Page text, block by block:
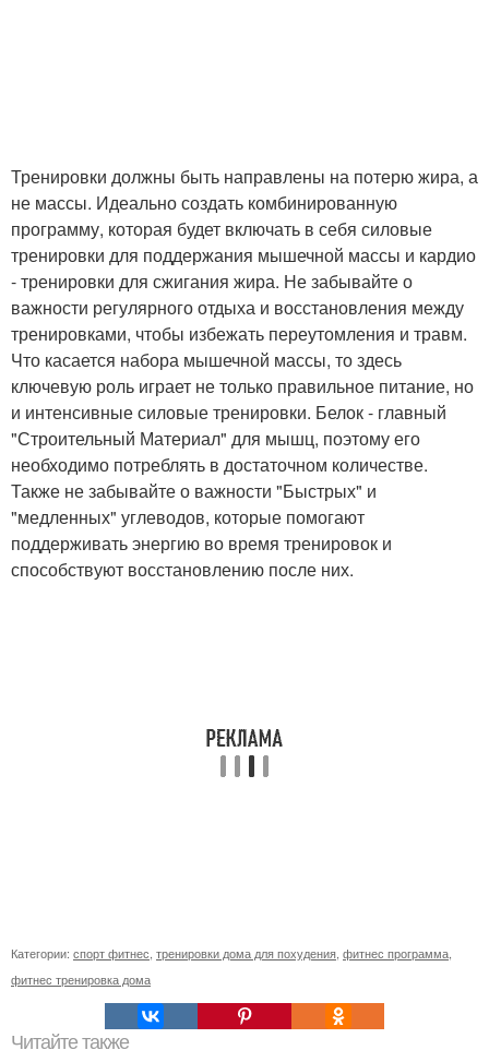
Тренировки должны быть направлены на потерю жира, а
не массы. Идеально создать комбинированную
программу, которая будет включать в себя силовые
тренировки для поддержания мышечной массы и кардио
- тренировки для сжигания жира. Не забывайте о
важности регулярного отдыха и восстановления между
тренировками, чтобы избежать переутомления и травм.
Что касается набора мышечной массы, то здесь
ключевую роль играет не только правильное питание, но
и интенсивные силовые тренировки. Белок - главный
"Строительный Материал" для мышц, поэтому его
необходимо потреблять в достаточном количестве.
Также не забывайте о важности "Быстрых" и
"медленных" углеводов, которые помогают
поддерживать энергию во время тренировок и
способствуют восстановлению после них.
Категории: спорт фитнес, тренировки дома для похудения, фитнес программа,
фитнес тренировка дома
Читайте также